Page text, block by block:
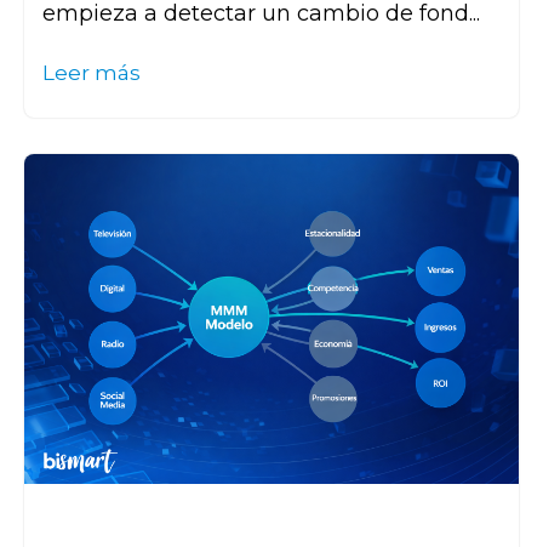
empieza a detectar un cambio de fond...
Leer más